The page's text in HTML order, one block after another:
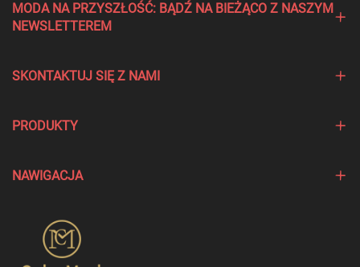
MODA NA PRZYSZŁOŚĆ: BĄDŹ NA BIEŻĄCO Z NASZYM
NEWSLETTEREM
SKONTAKTUJ SIĘ Z NAMI
PRODUKTY
NAWIGACJA